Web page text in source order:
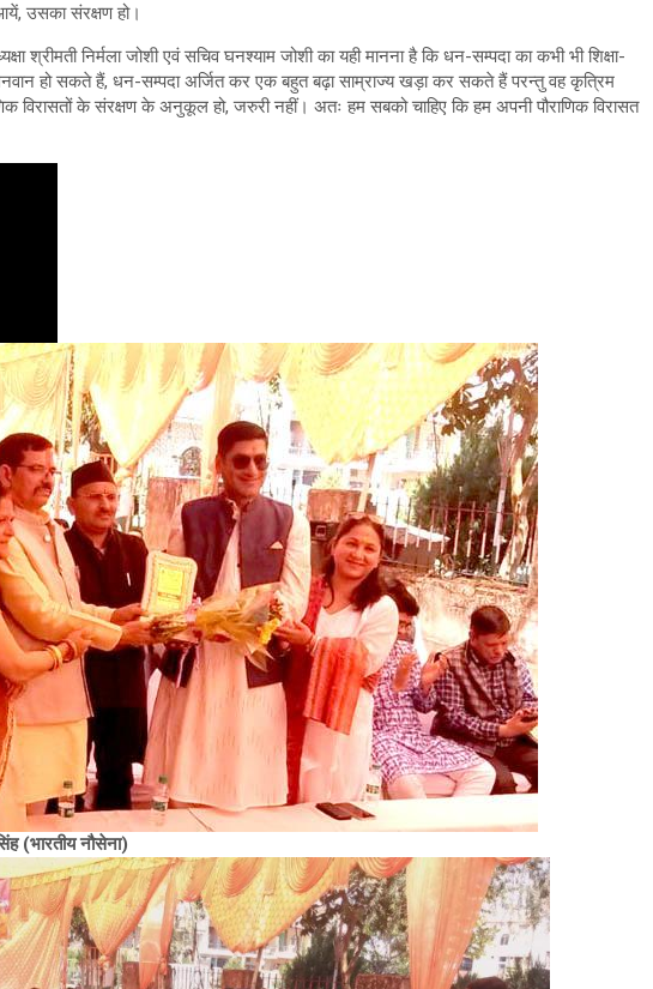
उसका संरक्षण हो।
श्रीमती निर्मला जोशी एवं सचिव घनश्याम जोशी का यही मानना है कि धन-सम्पदा का कभी भी शिक्षा-
हो सकते हैं, धन-सम्पदा अर्जित कर एक बहुत बढ़ा साम्राज्य खड़ा कर सकते हैं परन्तु वह कृत्रिम
विरासतों के संरक्षण के अनुकूल हो, जरुरी नहीं। अतः हम सबको चाहिए कि हम अपनी पौराणिक विरासत
(भारतीय नौसेना)